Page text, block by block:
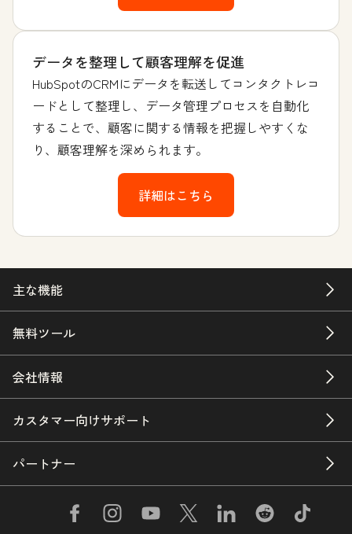
データを整理して顧客理解を促進
HubSpotのCRMにデータを転送してコンタクトレコ
ードとして整理し、データ管理プロセスを自動化
することで、顧客に関する情報を把握しやすくな
り、顧客理解を深められます。
詳細はこちら
主な機能
無料ツール
会社情報
カスタマー向けサポート
パートナー